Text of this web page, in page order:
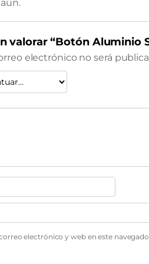
valorar “Botón Aluminio
electrónico no será
electrónico y web en este